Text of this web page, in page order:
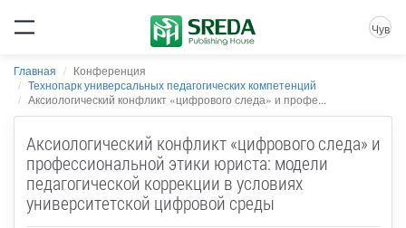
Чув
Главная
Конференция
Технопарк универсальных педагогических компетенций
Аксиологический конфликт «цифрового следа» и профе...
Аксиологический конфликт «цифрового следа» и
профессиональной этики юриста: модели
педагогической коррекции в условиях
университетской цифровой среды